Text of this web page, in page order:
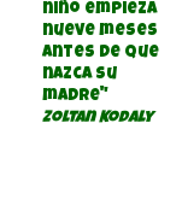
niño empieza
nueve meses
antes de que
nazca su
madre"
Zoltan Kodaly